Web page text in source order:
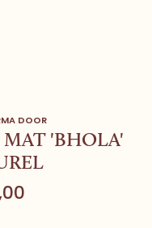
DOOR
MAT 'BHOLA'